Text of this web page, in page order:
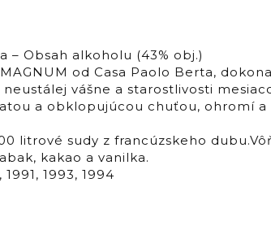
– Obsah alkoholu (43% obj.)
od Casa Paolo Berta,
vášne a starostlivosti
a obklopujúcou chuťou, ohromí
litrové sudy z francúzskeho
kakao a vanilka.
1993, 1994